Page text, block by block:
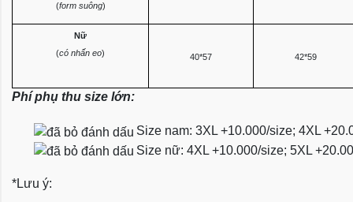
(form suông)
Nữ
40*57 42*59
(có nhấn eo)
Phí phụ thu size lớn:
Size nam: 3XL +10.000/size; 4XL
Size nữ: 4XL +10.000/size; 5XL
*Lưu ý: